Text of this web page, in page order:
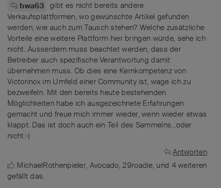
hwa63
gibt es nicht bereits andere
Verkaufsplattformen, wo gewünschte Artikel gefunden
werden, wie auch zum Tausch stehen? Welche zusätzliche
Vorteile eine weitere Plattform hier bringen würde, sehe ich
nicht. Ausserdem muss beachtet werden, dass der
Betreiber auch spezifische Verantwortung damit
übernehmen muss. Ob dies eine Kernkompetenz von
Victorinox im Umfeld einer Community ist, wage ich zu
bezweifeln. Mit den bereits heute bestehenden
Möglichkeiten habe ich ausgezeichnete Erfahrungen
gemacht und freue mich immer wieder, wenn wieder etwas
klappt. Das ist doch auch ein Teil des Sammelns…oder
nicht:-)
Antworten
MichaelRothenpieler, Avocado,29roadie, und 4weiteren
gefällt das.